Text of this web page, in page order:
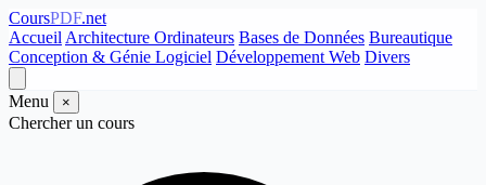
CoursPDF.net
Accueil Architecture Ordinateurs Bases de Données Bureautique
Conception & Génie Logiciel Développement Web Divers
Menu ×
Chercher un cours